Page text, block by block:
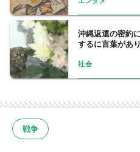
沖縄返還の密約
するに言葉があ
社会
戦争